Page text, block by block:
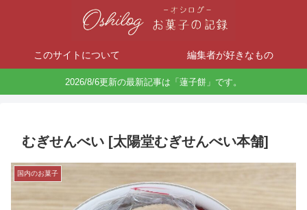
このサイトについて 編集者が好きなもの
2026/8/6更新の最新記事は「蓮子餅」です。
むぎせんべい [太陽堂むぎせんべい本舗]
国内のお菓子